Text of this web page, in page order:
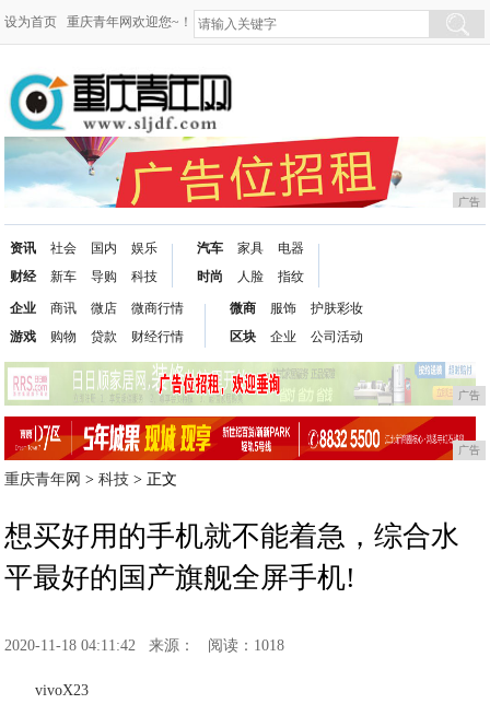
设为首页 重庆青年网欢迎您~！
广告
资讯
财经
社会
新车
国内
导购
娱乐
科技
汽车
时尚
家具
人脸
电器
指纹
企业
游戏
商讯
购物
微店
贷款
微商行情
财经行情
微商
区块
服饰
企业
护肤彩妆
公司活动
广告
广告
重庆青年网 >科技 > 正文
想买好用的手机就不能着急，综合水
平最好的国产旗舰全屏手机!
2020-11-18 04:11:42 来源： 阅读：1018
vivoX23